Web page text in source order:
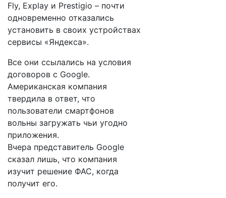
Fly, Explay и Prestigio – почти
одновременно отказались
установить в своих устройствах
сервисы «Яндекса».
Все они ссылались на условия
договоров с Google.
Американская компания
твердила в ответ, что
пользователи смартфонов
вольны загружать чьи угодно
приложения.
Вчера представитель Google
сказал лишь, что компания
изучит решение ФАС, когда
получит его.